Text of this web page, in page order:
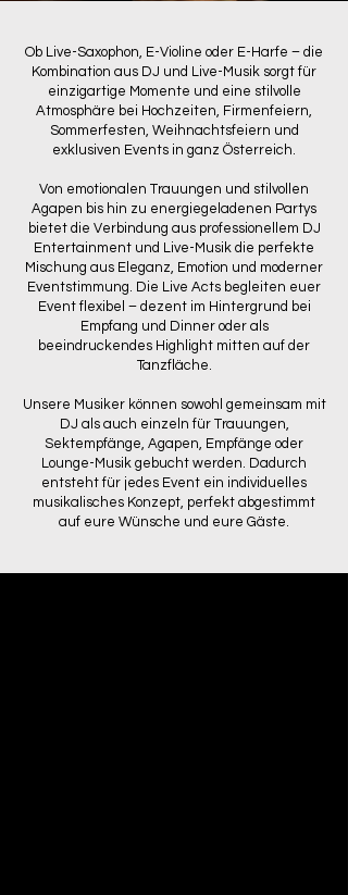
Ob Live-Saxophon, E-Violine oder E-Harfe – die
Kombination aus DJ und Live-Musik sorgt für
einzigartige Momente und eine stilvolle
Atmosphäre bei Hochzeiten, Firmenfeiern,
Sommerfesten, Weihnachtsfeiern und
exklusiven Events in ganz Österreich.
Von emotionalen Trauungen und stilvollen
Agapen bis hin zu energiegeladenen Partys
bietet die Verbindung aus professionellem DJ
Entertainment und Live-Musik die perfekte
Mischung aus Eleganz, Emotion und moderner
Eventstimmung. Die Live Acts begleiten euer
Event flexibel – dezent im Hintergrund bei
Empfang und Dinner oder als
beeindruckendes Highlight mitten auf der
Tanzfläche.
Unsere Musiker können sowohl gemeinsam mit
DJ als auch einzeln für Trauungen,
Sektempfänge, Agapen, Empfänge oder
Lounge-Musik gebucht werden. Dadurch
entsteht für jedes Event ein individuelles
musikalisches Konzept, perfekt abgestimmt
auf eure Wünsche und eure Gäste.